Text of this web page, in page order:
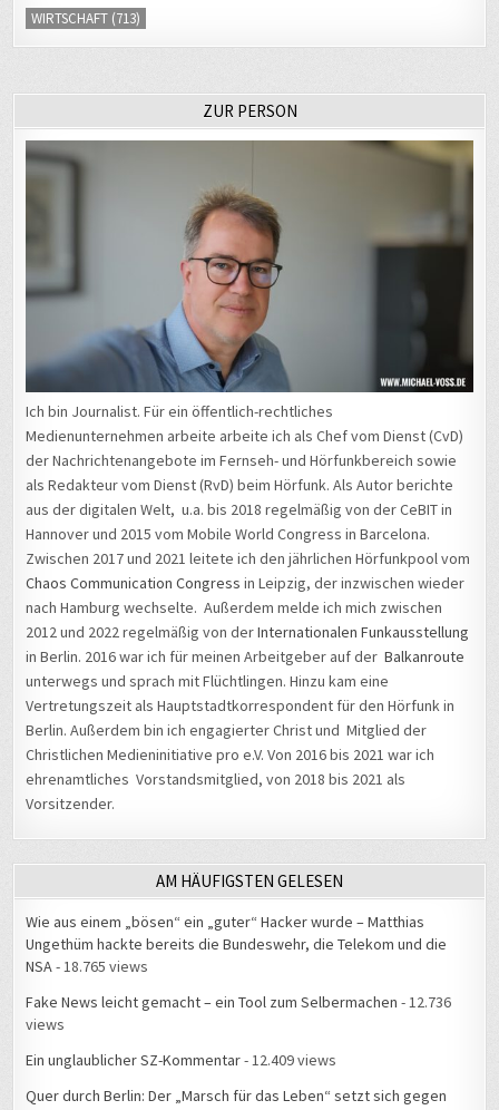
WIRTSCHAFT (713)
ZUR PERSON
Ich bin Journalist. Für ein öffentlich-rechtliches
Medienunternehmen arbeite arbeite ich als Chef vom Dienst (CvD)
der Nachrichtenangebote im Fernseh- und Hörfunkbereich sowie
als Redakteur vom Dienst (RvD) beim Hörfunk. Als Autor berichte
aus der digitalen Welt, u.a. bis 2018 regelmäßig von der CeBIT in
Hannover und 2015 vom Mobile World Congress in Barcelona.
Zwischen 2017 und 2021 leitete ich den jährlichen Hörfunkpool vom
Chaos Communication Congress in Leipzig, der inzwischen wieder
nach Hamburg wechselte. Außerdem melde ich mich zwischen
2012 und 2022 regelmäßig von derInternationalen Funkausstellung
in Berlin. 2016 war ich für meinen Arbeitgeber auf derBalkanroute
unterwegs und sprach mit Flüchtlingen. Hinzu kam eine
Vertretungszeit als Hauptstadtkorrespondent für den Hörfunk in
Berlin. Außerdem bin ich engagierter Christ und Mitglied der
Christlichen Medieninitiative pro e.V. Von 2016 bis 2021 war ich
ehrenamtliches Vorstandsmitglied, von 2018 bis 2021 als
Vorsitzender.
AM HÄUFIGSTEN GELESEN
Wie aus einem „bösen“ ein „guter“ Hacker wurde – Matthias
Ungethüm hackte bereits die Bundeswehr, die Telekom und die
NSA- 18.765 views
Fake News leicht gemacht – ein Tool zum Selbermachen - 12.736
views
Ein unglaublicher SZ-Kommentar- 12.409 views
Quer durch Berlin: Der „Marsch für das Leben“ setzt sich gegen